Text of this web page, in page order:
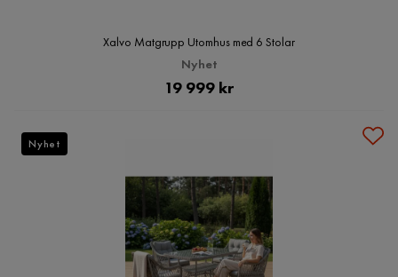
Xalvo Matgrupp Utomhus med 6 Stolar
Nyhet
Pris
19 999 kr
Nyhet